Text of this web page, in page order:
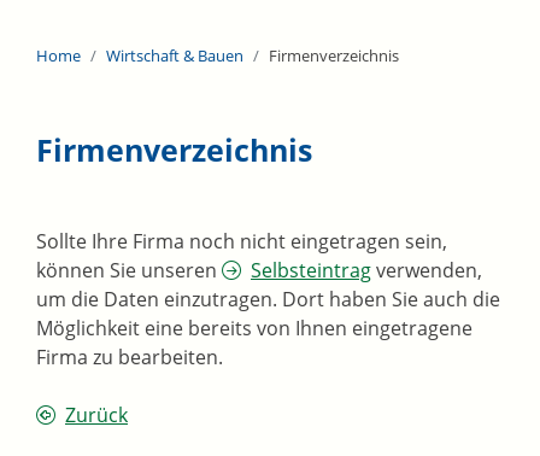
Home Wirtschaft & Bauen Firmenverzeichnis
Firmenverzeichnis
Sollte Ihre Firma noch nicht eingetragen sein,
können Sie unseren
Selbsteintragverwenden,
um die Daten einzutragen. Dort haben Sie auch die
Möglichkeit eine bereits von Ihnen eingetragene
Firma zu bearbeiten.
Zurück